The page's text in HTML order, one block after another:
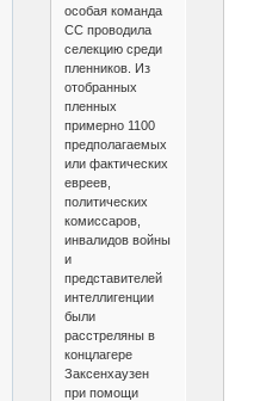
особая команда
СС проводила
селекцию среди
пленников. Из
отобранных
пленных
примерно 1100
предполагаемых
или фактических
евреев,
политических
комиссаров,
инвалидов войны
и
представителей
интеллигенции
были
расстреляны в
концлагере
Заксенхаузен
при помощи